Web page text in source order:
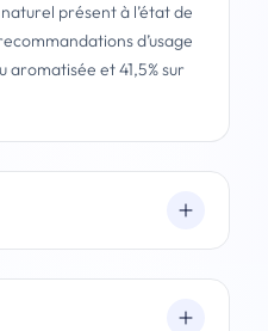
présent à l’état de
d’usage
aromatisée et 41,5% sur